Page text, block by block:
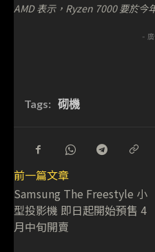
AMD 表示，Ryzen 7000 要於今
-
Tags: 砌機
前一篇文章
Samsung The Freestyle 小
型投影機 即日起開始預售 4
月中旬開賣